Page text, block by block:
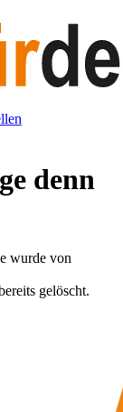
denn
wurde von
gelöscht.